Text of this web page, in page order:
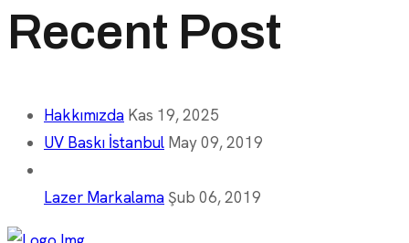
Recent Post
Hakkımızda Kas 19, 2025
UV Baskı İstanbul May 09, 2019
Lazer Markalama Şub 06, 2019